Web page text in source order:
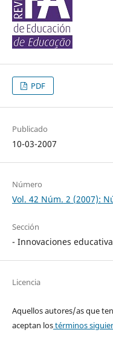
PDF
Publicado
10-03-2007
Número
Vol. 42 Núm. 2 (2007):
Sección
- Innovaciones
Licencia
Aquellos autores/as que
aceptan lostérminos